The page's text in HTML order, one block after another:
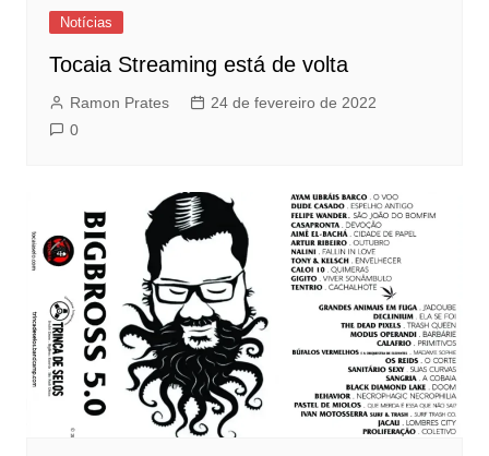
Notícias
Tocaia Streaming está de volta
Ramon Prates
24 de fevereiro de 2022
0